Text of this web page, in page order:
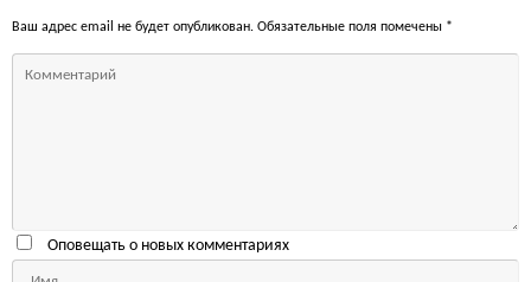
Ваш адрес email не будет опубликован. Обязательные поля помечены *
Оповещать о новых комментариях